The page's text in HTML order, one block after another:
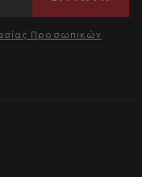
Προσωπικών